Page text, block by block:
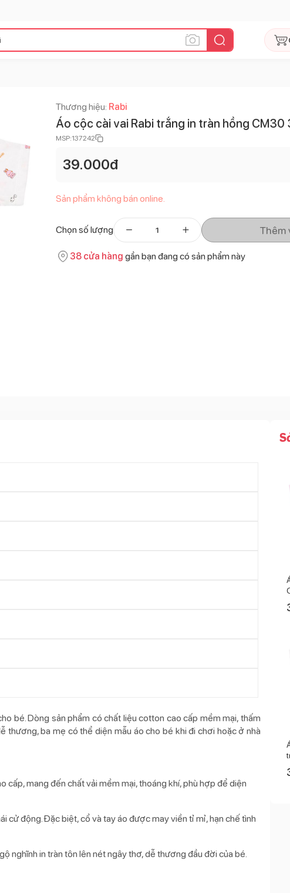
Thương hiệu: Rabi
Áo cộc cài vai Rabi trắng in tràn hồng CM30
MSP:137242
39.000đ
Sản phẩm không bán online.
Chọn số lượng Thêm
38 cửa hàng gần bạn đang có sản phẩm này
bé. Dòng sản phẩm có chất liệu cotton cao cấp mềm mại, thấm
thương, ba mẹ có thể diện mẫu áo cho bé khi đi chơi hoặc ở nhà
mang đến chất vải mềm mại, thoáng khí, phù hợp để diện
cử động. Đặc biệt, cổ và tay áo được may viền tỉ mỉ, hạn chế tình
nghĩnh in tràn tôn lên nét ngây thơ, dễ thương đầu đời của bé.